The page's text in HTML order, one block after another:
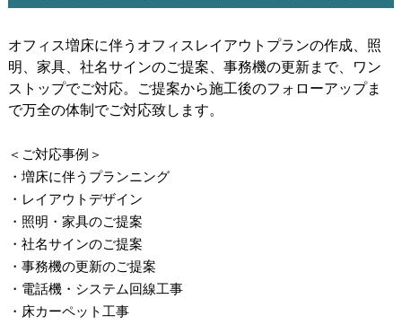
オフィス増床に伴うオフィスレイアウトプランの作成、照
明、家具、社名サインのご提案、事務機の更新まで、ワン
ストップでご対応。ご提案から施工後のフォローアップま
で万全の体制でご対応致します。
＜ご対応事例＞
・増床に伴うプランニング
・レイアウトデザイン
・照明・家具のご提案
・社名サインのご提案
・事務機の更新のご提案
・電話機・システム回線工事
・床カーペット工事